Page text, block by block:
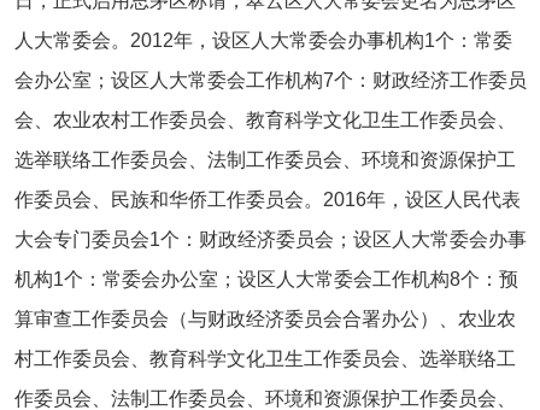
人大常委会。2012年，设区人大常委会办事机构1个：常委
会办公室；设区人大常委会工作机构7个：财政经济工作委员
会、农业农村工作委员会、教育科学文化卫生工作委员会、
选举联络工作委员会、法制工作委员会、环境和资源保护工
作委员会、民族和华侨工作委员会。2016年，设区人民代表
大会专门委员会1个：财政经济委员会；设区人大常委会办事
机构1个：常委会办公室；设区人大常委会工作机构8个：预
算审查工作委员会（与财政经济委员会合署办公）、农业农
村工作委员会、教育科学文化卫生工作委员会、选举联络工
作委员会、法制工作委员会、环境和资源保护工作委员会、